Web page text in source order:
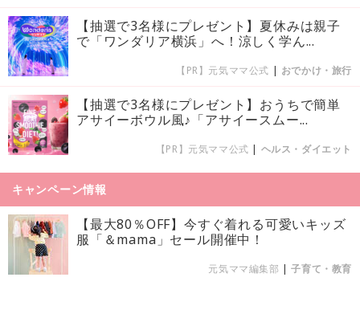
【抽選で3名様にプレゼント】夏休みは親子
で「ワンダリア横浜」へ！涼しく学ん...
【PR】元気ママ公式 | おでかけ・旅行
【抽選で3名様にプレゼント】おうちで簡単
アサイーボウル風♪「アサイースムー...
【PR】元気ママ公式 | ヘルス・ダイエット
キャンペーン情報
【最大80％OFF】今すぐ着れる可愛いキッズ
服「＆mama」セール開催中！
元気ママ編集部 |子育て・教育